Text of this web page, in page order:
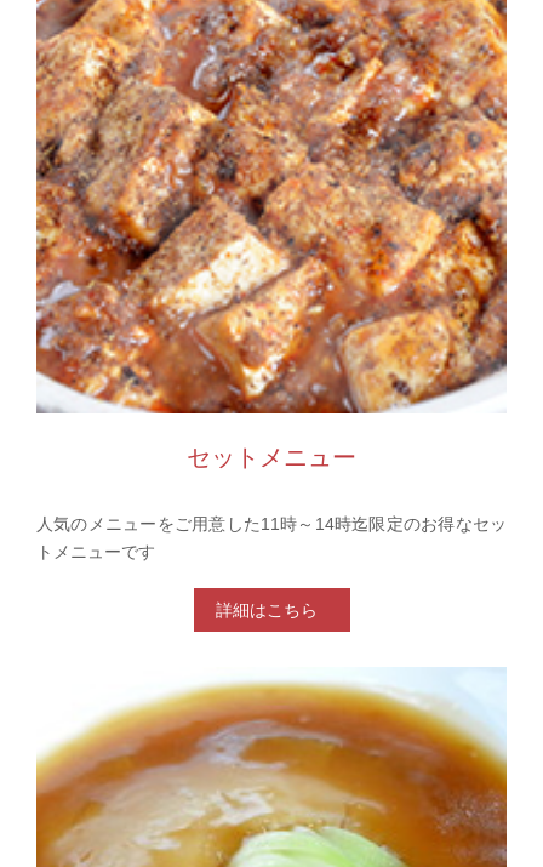
セットメニュー
人気のメニューをご用意した11時～14時迄限定のお得なセッ
トメニューです
詳細はこちら